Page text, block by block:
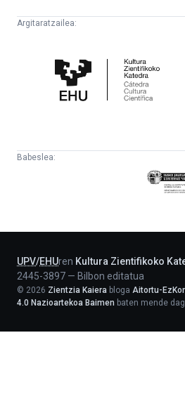
Argitaratzailea:
Zientifikoko
Katedra
Babeslea:
Eusko
UPV/EHUren Kultura Zientifikoko
2445-3897 — Bilbon editatua
© 2026 Zientzia Kaiera bloga Aitortu-
4.0 Nazioartekoa Baimen baten mende